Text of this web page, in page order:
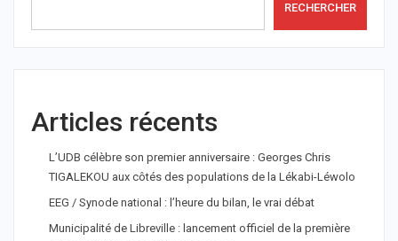
RECHERCHER
Articles récents
L’UDB célèbre son premier anniversaire : Georges Chris
TIGALEKOU aux côtés des populations de la Lékabi-Léwolo
EEG / Synode national : l’heure du bilan, le vrai débat
Municipalité de Libreville : lancement officiel de la première